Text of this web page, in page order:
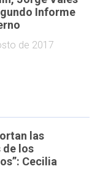
Informe
de 2017
las
de los
Cecilia